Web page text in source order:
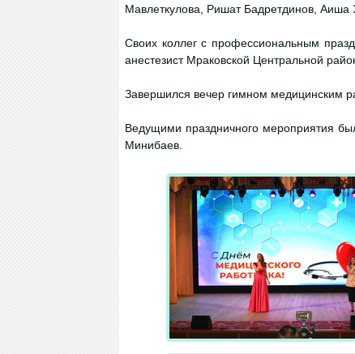
Мавлеткулова, Ришат Бадретдинов,
Своих коллег с профессиональным
анестезист Мраковской Центральной
Завершился вечер гимном медицинским
Ведущими праздничного мероприятия
Минибаев.